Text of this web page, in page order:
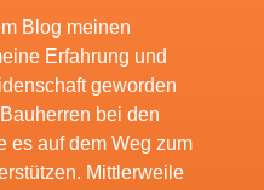
Blog meinen
Erfahrung und
geworden
bei den
es auf dem Weg zum
Mittlerweile